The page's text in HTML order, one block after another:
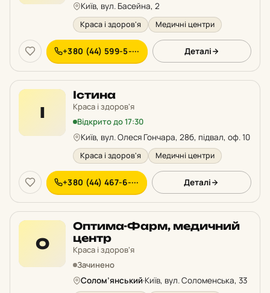
Київ, вул. Басейна, 2
Краса і здоров'я Медичні центри
+380 (44) 599-5-··· Деталі
І
Істина
Краса і здоров'я
Відкрито до 17:30
Київ, вул. Олеся Гончара, 28б, підвал, оф. 10
Краса і здоров'я Медичні центри
+380 (44) 467-6-··· Деталі
О
Оптима-Фарм, медичний
центр
Краса і здоров'я
Зачинено
Солом’янський·Київ, вул. Соломенська, 33